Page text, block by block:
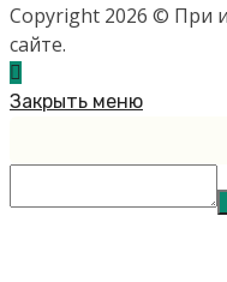
Copyright 2026 © При
сайте.
Закрыть меню